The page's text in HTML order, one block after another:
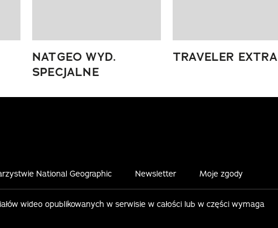
NATGEO WYD.
SPECJALNE
TRAVELER EXTRA
National Geographic Newsletter Moje zgody
wideo opublikowanych w serwisie w całości lub w części wymaga